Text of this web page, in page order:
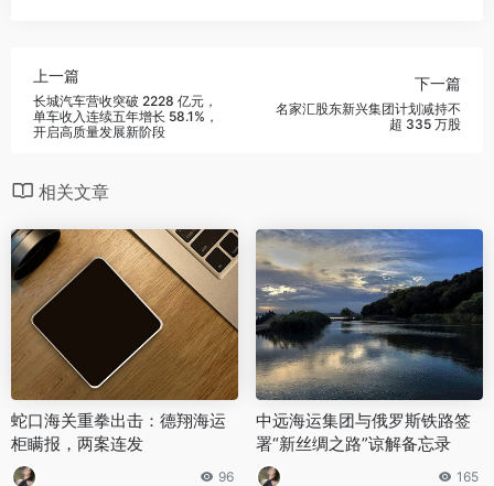
上一篇
长城汽车营收突破 2228 亿元，
单车收入连续五年增长 58.1%，
开启高质量发展新阶段
下一篇
名家汇股东新兴集团计划减持不
超 335 万股
相关文章
‌蛇口海关重拳出击：德翔海运
柜瞒报，两案连发‌
96
中远海运集团与俄罗斯铁路签
署“新丝绸之路”谅解备忘录
165